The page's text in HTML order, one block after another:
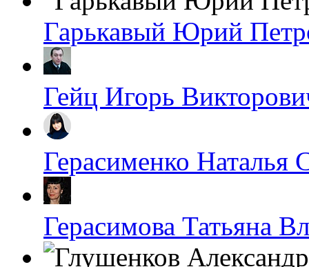
Гарькавый Юрий
Гейц Игорь
Герасименко Наталья
Герасимова Татьяна